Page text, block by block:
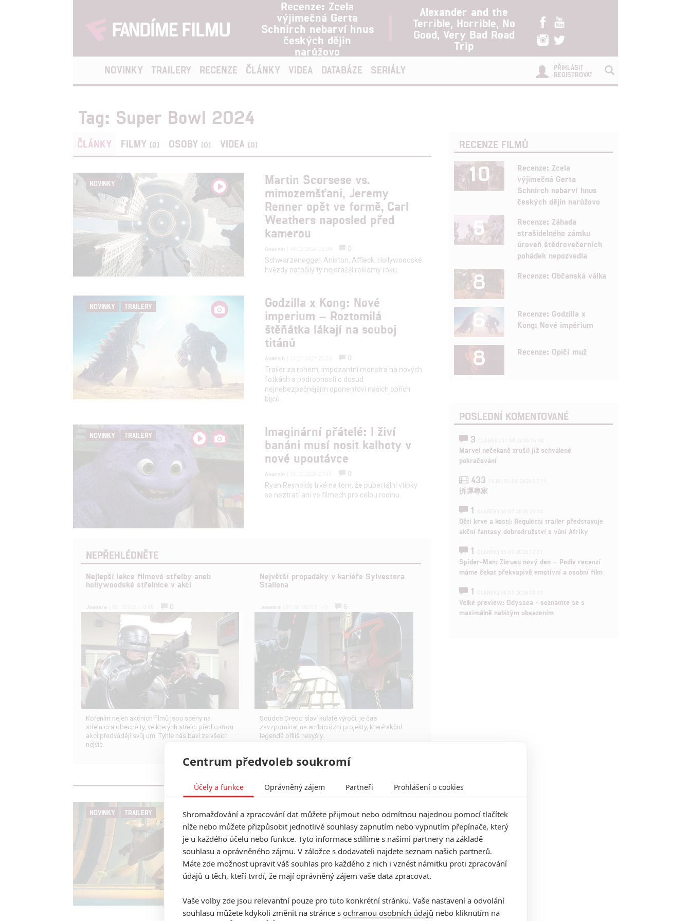
Recenze: Zcela
výjimečná Gerta
Schnirch nebarví hnus
českých dějin
narůžovo
Alexander and the
Terrible, Horrible, No
Good, Very Bad Road
Trip
NOVINKY TRAILERY RECENZE ČLÁNKY VIDEA DATABÁZE SERIÁLY
PŘIHLÁSIT
REGISTROVAT
Tag: Super Bowl 2024
ČLÁNKY FILMY (0) OSOBY (0) VIDEA (0)
NOVINKY
Martin Scorsese vs.
mimozemšťani, Jeremy
Renner opět ve formě, Carl
Weathers naposled před
kamerou
Anarvin
0
Schwarzenegger, Aniston, Affleck. Hollywoodské
hvězdy natočily ty nejdražší reklamy roku.
NOVINKY TRAILERY
Godzilla x Kong: Nové
imperium – Roztomilá
štěňátka lákají na souboj
titánů
Anarvin
0
Trailer za rohem, impozantní monstra na nových
fotkách a podrobnosti o dosud
nejnebezpečnějším oponentovi našich obřích
bijců.
NOVINKY TRAILERY
Imaginární přátelé: I živí
banáni musí nosit kalhoty v
nové upoutávce
Anarvin
0
Ryan Reynolds trvá na tom, že pubertální vtípky
se neztratí ani ve filmech pro celou rodinu.
NEPŘEHLÉDNĚTE
Nejlepší lekce filmové střelby aneb
hollywoodské střelnice v akci
Kořením nejen akčních filmů jsou scény na
střelnici a obecně ty, ve kterých střelci před ostrou
akcí předvádějí svůj um. Tyhle nás baví ze všech
nejvíc.
Největší propadáky v kariéře Sylvestera
Stallona
Soudce Dredd slaví kulaté výročí, je čas
zavzpomínat na ambiciózní projekty, které akční
legendě příliš nevyšly.
NOVINKY TRAILERY
Kung Fu Panda 4: Nová
ukázka sází na poťouchlé
srandičky
Anarvin | 13.02.2024 19:20
0
Upšouknutí a násilí, to jsou dvě hlavní ingredience,
co mají zlákat děcka do kina.
RECENZE FILMŮ
10
Recenze: Zcela
výjimečná Gerta
Schnirch nebarví hnus
českých dějin narůžovo
5
Recenze: Záhada
strašidelného zámku
úroveň štědrovečerních
pohádek nepozvedla
8 Recenze: Občanská válka
6
Recenze: Godzilla x
Kong: Nové impérium
8 Recenze: Opičí muž
POSLEDNÍ KOMENTOVANÉ
3
Marvel nečekaně zrušil již schválené
pokračování
433
拆彈專家
1
Děti krve a kostí: Regulérní trailer představuje
akční fantasy dobrodružství s vůní Afriky
1
Spider-Man: Zbrusu nový den – Podle recenzí
máme čekat překvapivě emotivní a osobní film
1
Velké preview: Odyssea - seznamte se s
maximálně nabitým obsazením
Centrum předvoleb soukromí
Účely a funkce Oprávněný zájem Partneři Prohlášení o cookies
Shromažďování a zpracování dat můžete přijmout nebo odmítnou najednou pomocí tlačítek
níže nebo můžete přizpůsobit jednotlivé souhlasy zapnutím nebo vypnutím přepínače, který
je u každého účelu nebo funkce. Tyto informace sdílíme s našimi partnery na základě
souhlasu a oprávněného zájmu. V záložce s dodavateli najdete seznam našich partnerů.
Máte zde možnost upravit váš souhlas pro každého z nich i vznést námitku proti zpracování
údajů u těch, kteří tvrdí, že mají oprávněný zájem vaše data zpracovat.
Vaše volby zde jsou relevantní pouze pro tuto konkrétní stránku. Vaše nastavení a odvolání
souhlasu můžete kdykoli změnit na stránce s ochranou osobních údajů nebo kliknutím na